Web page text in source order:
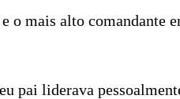
mais alto comandante
pai liderava